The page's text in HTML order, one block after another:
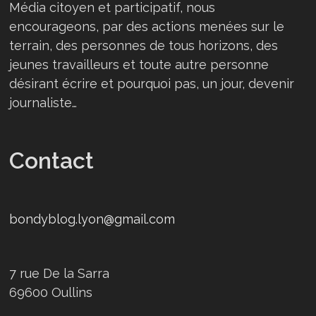
Média citoyen et participatif, nous
encourageons, par des actions menées sur le
terrain, des personnes de tous horizons, des
jeunes travailleurs et toute autre personne
désirant écrire et pourquoi pas, un jour, devenir
journaliste…
Contact
bondyblog.lyon@gmail.com
7 rue De la Sarra
69600 Oullins